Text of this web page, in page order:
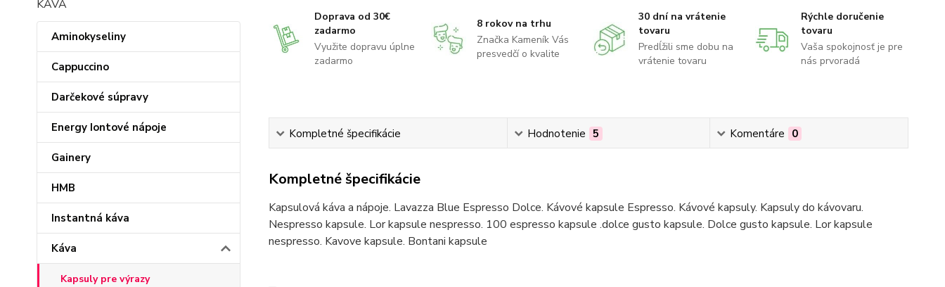
KAVA
Aminokyseliny
Cappuccino
Darčekové súpravy
Energy Iontové nápoje
Gainery
HMB
Instantná káva
Káva
Kapsuly pre výrazy
Doprava od 30€
zadarmo
Využite dopravu úplne
zadarmo
8 rokov na trhu
Značka Kameník Vás
presvedčí o kvalite
30 dní na vrátenie
tovaru
Predĺžili sme dobu na
vrátenie tovaru
Rýchle doručenie
tovaru
Vaša spokojnosť je pre
nás prvoradá
Kompletné špecifikácie Hodnotenie 5 Komentáre 0
Kompletné špecifikácie
Kapsulová káva a nápoje. Lavazza Blue Espresso Dolce. Kávové kapsule Espresso. Kávové kapsuly. Kapsuly do kávovaru.
Nespresso kapsule. Lor kapsule nespresso. 100 espresso kapsule .dolce gusto kapsule. Dolce gusto kapsule. Lor kapsule
nespresso. Kavove kapsule. Bontani kapsule